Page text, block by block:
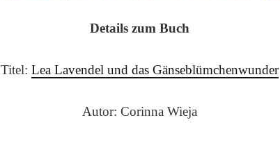
Details zum Buch
Titel:Lea Lavendel und das Gänseblümchenwunder
Autor: Corinna Wieja